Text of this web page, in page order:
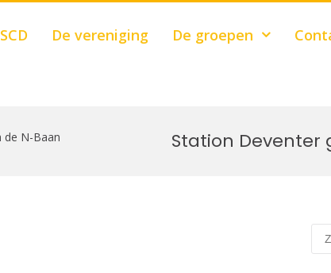
De vereniging De groepen
Station Deventer
de N-Baan